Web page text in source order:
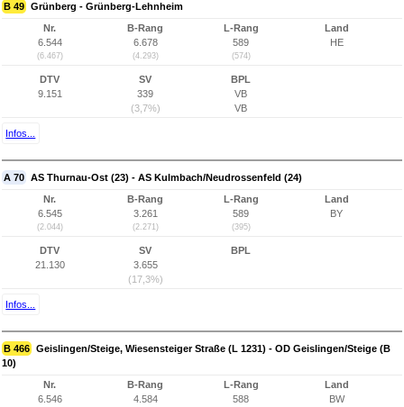
B 49 Grünberg - Grünberg-Lehnheim
Nr.
6.544
(6.467)
B-Rang
6.678
(4.293)
L-Rang
589
(574)
Land
HE
DTV
9.151
SV
339
(3,7%)
BPL
VB
VB
Infos...
A 70 AS Thurnau-Ost (23) - AS Kulmbach/Neudrossenfeld (24)
Nr.
6.545
(2.044)
B-Rang
3.261
(2.271)
L-Rang
589
(395)
Land
BY
DTV
21.130
SV
3.655
(17,3%)
BPL
Infos...
B 466 Geislingen/Steige, Wiesensteiger Straße (L 1231) - OD Geislingen/Steige (B
10)
Nr.
6.546
B-Rang
4.584
L-Rang
588
Land
BW